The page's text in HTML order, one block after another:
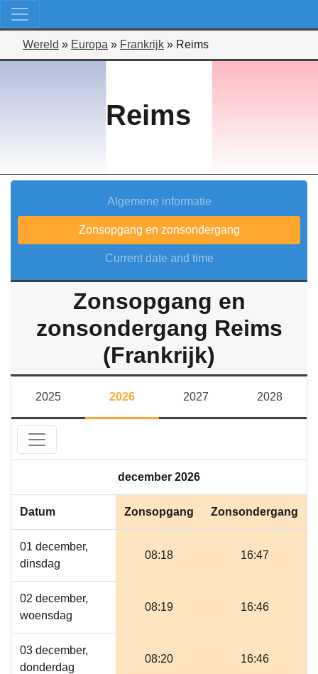
Wereld » Europa » Frankrijk » Reims
Reims
Algemene informatie
Zonsopgang en zonsondergang
Current date and time
Zonsopgang en
zonsondergang Reims
(Frankrijk)
2025 2026 2027 2028
december 2026
Datum Zonsopgang Zonsondergang
01 december,
dinsdag
08:18 16:47
02 december,
woensdag
08:19 16:46
03 december,
donderdag
08:20 16:46